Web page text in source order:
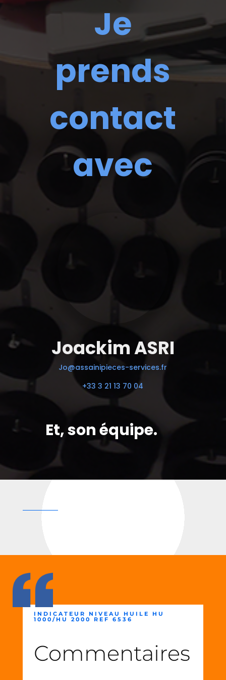
Je
prends
contact
avec
Joackim ASRI
Jo@assainipieces-services.fr
+33 3 21 13 70 04
Et, son équipe.
INDICATEUR NIVEAU HUILE HU
1000/HU 2000 REF 6536
Commentaires